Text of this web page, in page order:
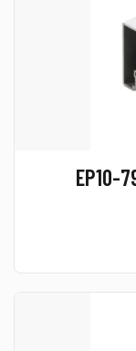
EP10-